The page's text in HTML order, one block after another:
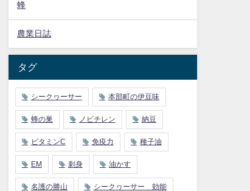
蜂
農業日誌
タグ
シークヮーサー 本部町の伊豆味
蜂の巣 ノビチレン 納豆
ビタミンC 免疫力 種子油
EM 刺身 油かす
名護の勝山 シークヮーサー 効能